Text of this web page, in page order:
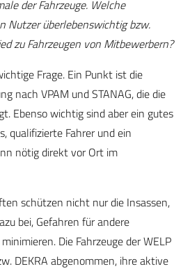
der Fahrzeuge. Welche
Nutzer überlebenswichtig bzw.
zu Fahrzeugen von Mitbewerbern?
Frage. Ein Punkt ist die
nach VPAM und STANAG, die die
Ebenso wichtig sind aber ein gutes
qualifizierte Fahrer und ein
nötig direkt vor Ort im
schützen nicht nur die Insassen,
bei, Gefahren für andere
Die Fahrzeuge der WELP
DEKRA abgenommen, ihre aktive